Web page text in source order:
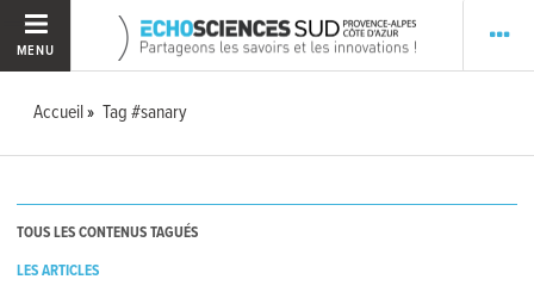
MENU
Accueil Tag #sanary
TOUS LES CONTENUS TAGUÉS
LES ARTICLES